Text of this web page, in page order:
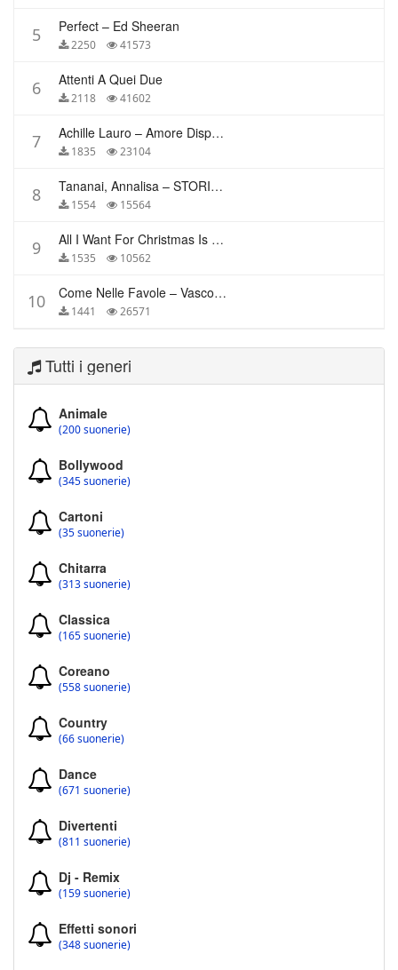
5 Perfect – Ed Sheeran
2250 41573
6 Attenti A Quei Due
2118 41602
7 Achille Lauro – Amore Disperato
1835 23104
8 Tananai, Annalisa – STORIE BREVI
1554 15564
9 All I Want For Christmas Is You – Mariah Carey
1535 10562
10 Come Nelle Favole – Vasco Rossi
1441 26571
Tutti i generi
Animale
(200 suonerie)
Bollywood
(345 suonerie)
Cartoni
(35 suonerie)
Chitarra
(313 suonerie)
Classica
(165 suonerie)
Coreano
(558 suonerie)
Country
(66 suonerie)
Dance
(671 suonerie)
Divertenti
(811 suonerie)
Dj - Remix
(159 suonerie)
Effetti sonori
(348 suonerie)